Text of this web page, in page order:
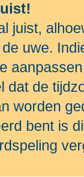
juist,
uwe.
dat de
worden
bent is